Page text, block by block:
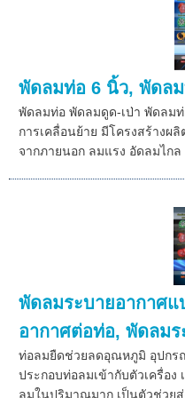
พัดลมท่อ 6 นิ้ว, พัดล
พัดลมท่อ พัดลมดูด-เป่า พัดลม
การเคลื่อนย้าย มีโครงสร้างผ
จากภายนอก ลมแรง อัดลมไก
พัดลมระบายอากาศ
อากาศต่อท่อ, พัดลมร
ท่อลมยืดช่วยลดอุณหภูมิ อุปกร
ประกอบท่อลมเข้ากับตัวเครื่อง
ลมในปริมาณมาก เป็นตัวช่วยส่